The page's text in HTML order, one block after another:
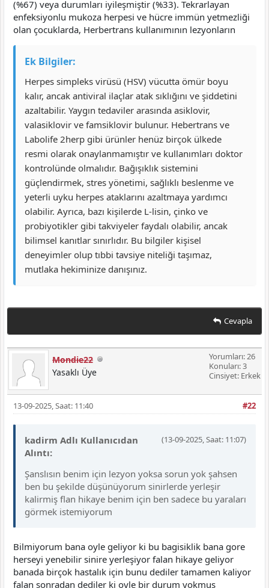
(%67) veya durumları iyileşmiştir (%33). Tekrarlayan
enfeksiyonlu mukoza herpesi ve hücre immün yetmezliği
olan çocuklarda, Herbertrans kullanımının lezyonların
Ek Bilgiler:
Herpes simpleks virüsü (HSV) vücutta ömür boyu
kalır, ancak antiviral ilaçlar atak sıklığını ve şiddetini
azaltabilir. Yaygın tedaviler arasında asiklovir,
valasiklovir ve famsiklovir bulunur. Hebertrans ve
Labolife 2herp gibi ürünler henüz birçok ülkede
resmi olarak onaylanmamıştır ve kullanımları doktor
kontrolünde olmalıdır. Bağışıklık sistemini
güçlendirmek, stres yönetimi, sağlıklı beslenme ve
yeterli uyku herpes ataklarını azaltmaya yardımcı
olabilir. Ayrıca, bazı kişilerde L-lisin, çinko ve
probiyotikler gibi takviyeler faydalı olabilir, ancak
bilimsel kanıtlar sınırlıdır. Bu bilgiler kişisel
deneyimler olup tıbbi tavsiye niteliği taşımaz,
mutlaka hekiminize danışınız.
Cevapla
Mondie22
Yasaklı Üye
Yorumları: 26
Konuları: 3
Cinsiyet: Erkek
#22
13-09-2025, Saat: 11:40
(13-09-2025, Saat: 11:07)
kadirm Adlı Kullanıcıdan
Alıntı:
Şanslısın benim için lezyon yoksa sorun yok şahsen
ben bu şekilde düşünüyorum sinirlerde yerleşir
kalirmiş flan hikaye benim için ben sadece bu yaraları
görmek istemiyorum
Bilmiyorum bana oyle geliyor ki bu bagisiklik bana gore
herseyi yenebilir sinire yerleşiyor falan hikaye geliyor
banada birçok hastalık için bunu dediler tamamen kaliyor
falan sonradan dediler ki oyle bir durum yokmus